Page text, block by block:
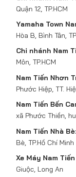
Quận 12, TP.HCM
Yamaha Town
Hòa B, Bình Tân,
Chi nhánh Nam
Môn, TP.HCM
Nam Tiến Nhơn
Phước Hiệp, TT.
Nam Tiến Bến
xã Phước Thiền,
Nam Tiến Nhà Bè:
Bè, TP.Hồ Chí Minh
Xe Máy Nam
Giuộc, Long An